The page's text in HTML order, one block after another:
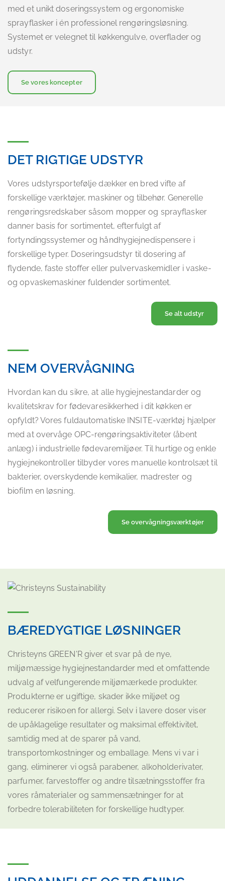
med et unikt doseringssystem og ergonomiske
sprayflasker i én professionel rengøringsløsning.
Systemet er velegnet til køkkengulve, overflader og
udstyr.
Se vores koncepter
DET RIGTIGE UDSTYR
Vores udstyrsportefølje dækker en bred vifte af
forskellige værktøjer, maskiner og tilbehør. Generelle
rengøringsredskaber såsom mopper og sprayflasker
danner basis for sortimentet, efterfulgt af
fortyndingssystemer og håndhygiejnedispensere i
forskellige typer. Doseringsudstyr til dosering af
flydende, faste stoffer eller pulvervaskemidler i vaske-
og opvaskemaskiner fuldender sortimentet.
Se alt udstyr
NEM OVERVÅGNING
Hvordan kan du sikre, at alle hygiejnestandarder og
kvalitetskrav for fødevaresikkerhed i dit køkken er
opfyldt? Vores fuldautomatiske INSITE-værktøj hjælper
med at overvåge OPC-rengøringsaktiviteter (åbent
anlæg) i industrielle fødevaremiljøer. Til hurtige og enkle
hygiejnekontroller tilbyder vores manuelle kontrolsæt til
bakterier, overskydende kemikalier, madrester og
biofilm en løsning.
Se overvågningsværktøjer
BÆREDYGTIGE LØSNINGER
Christeyns GREEN'R giver et svar på de nye,
miljømæssige hygiejnestandarder med et omfattende
udvalg af velfungerende miljømærkede produkter.
Produkterne er ugiftige, skader ikke miljøet og
reducerer risikoen for allergi. Selv i lavere doser viser
de upåklagelige resultater og maksimal effektivitet,
samtidig med at de sparer på vand,
transportomkostninger og emballage. Mens vi var i
gang, eliminerer vi også parabener, alkoholderivater,
parfumer, farvestoffer og andre tilsætningsstoffer fra
vores råmaterialer og sammensætninger for at
forbedre tolerabiliteten for forskellige hudtyper.